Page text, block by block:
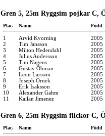
Gren 5, 25m Ryggsim pojkar C,
Plac. Namn Född
1 Arvid Kvorning
2005
2
Tim Jansson
2005
3
Milton Hedendahl
2005
4
Julius Andersson
2005
5
Tim Nageus
2005
6
Gustav Öhman
2005
7
Leon Larsson
2005
8
Joseph Ornek
2005
9
Erik Isaksson
2005
10
Alexander Gahm
2005
11
Kailan Jimenez 2005
Gren 6, 25m Ryggsim flickor C,
Plac. Namn Född